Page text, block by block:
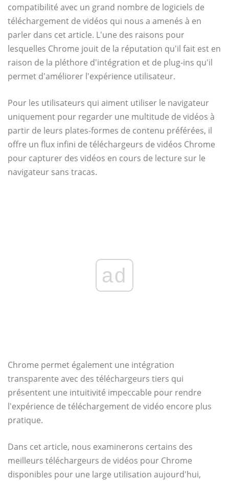
compatibilité avec un grand nombre de logiciels de
téléchargement de vidéos qui nous a amenés à en
parler dans cet article. L'une des raisons pour
lesquelles Chrome jouit de la réputation qu'il fait est en
raison de la pléthore d'intégration et de plug-ins qu'il
permet d'améliorer l'expérience utilisateur.
Pour les utilisateurs qui aiment utiliser le navigateur
uniquement pour regarder une multitude de vidéos à
partir de leurs plates-formes de contenu préférées, il
offre un flux infini de téléchargeurs de vidéos Chrome
pour capturer des vidéos en cours de lecture sur le
navigateur sans tracas.
ad
Chrome permet également une intégration
transparente avec des téléchargeurs tiers qui
présentent une intuitivité impeccable pour rendre
l'expérience de téléchargement de vidéo encore plus
pratique.
Dans cet article, nous examinerons certains des
meilleurs téléchargeurs de vidéos pour Chrome
disponibles pour une large utilisation aujourd'hui,